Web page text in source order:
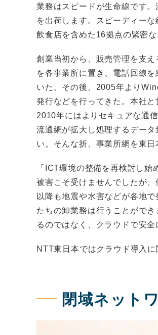
業務はスピードが生命線です
を出荷します。スピーディー
飲食店を含めた16拠点の緊密
創業当初から、販売管理を支
を各事業所に置き、電話回線
いた。その後、2005年より
発行などを行ってきた。本社
2010年にはよりセキュアな通
流通網が拡大し処理するデー
い。そんな折、事業所網を東日
「ICT環境の整備を再検討し
被害こそ受けませんでしたが
以降も地震や水害などが各地
たちの卸業務は行うことがで
るのではなく、クラウドで安
NTT東日本ではクラウド導入
閉域ネット